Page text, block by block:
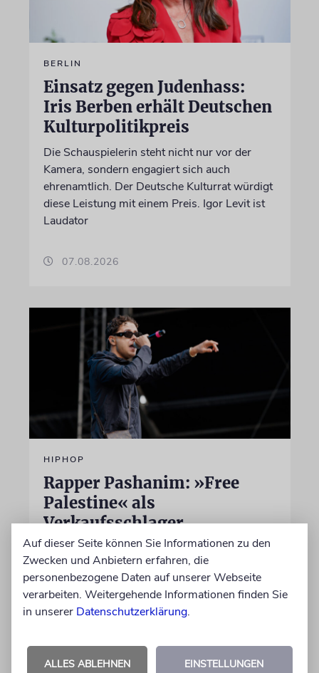
BERLIN
Einsatz gegen Judenhass:
Iris Berben erhält Deutschen
Kulturpolitikpreis
Die Schauspielerin steht nicht nur vor der
Kamera, sondern engagiert sich auch
ehrenamtlich. Der Deutsche Kulturrat würdigt
diese Leistung mit einem Preis. Igor Levit ist
Laudator
07.08.2026
HIPHOP
Rapper Pashanim: »Free
Palestine« als
Verkaufsschlager
Auf seinem neuen Album »Lounge Musik«
rappt der Berliner Musiker Pashanim
wiederholt über den Israel-Palästina-Konflikt –
Kokettieren mit dem palästinensischen
Terrorismus inklusive
von Lennart Wilsch
Auf dieser Seite können Sie Informationen zu den
Zwecken und Anbietern erfahren, die
personenbezogene Daten auf unserer Webseite
verarbeiten. Weitergehende Informationen finden Sie
in unserer Datenschutzerklärung.
ALLES ABLEHNEN EINSTELLUNGEN